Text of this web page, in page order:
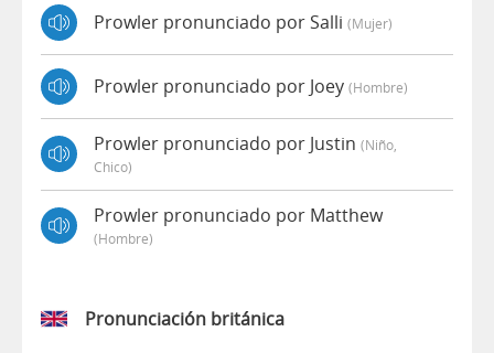
Prowler pronunciado por Salli (mujer)
Prowler pronunciado por Joey (hombre)
Prowler pronunciado por Justin (niño,
Chico)
Prowler pronunciado por Matthew
(hombre)
Pronunciación británica